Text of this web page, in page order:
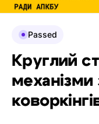
Passed
Круглий
механізми